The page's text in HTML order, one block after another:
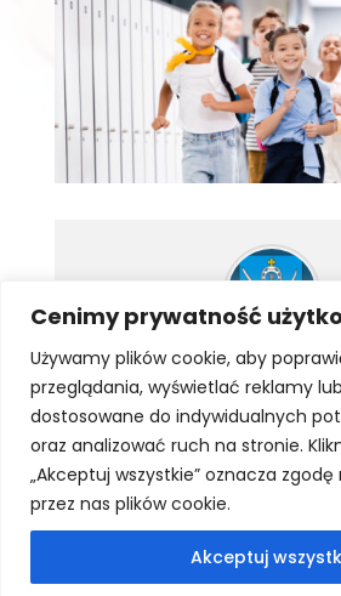
Cenimy prywatność
Używamy plików cookie, aby
przeglądania, wyświetlać reklamy
dostosowane do indywidualnych
oraz analizować ruch na stronie.
„Akceptuj wszystkie” oznacza
przez nas plików cookie.
Akceptuj
Skontaktuj się z
Naciśnij by przejść do strony,
dogodną dla siebie formę